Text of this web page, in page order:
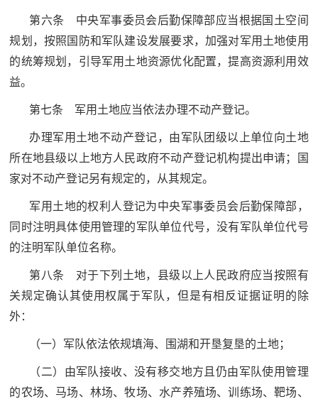
防
全
民
防
兵
子
弟
兵
国
防
动
防
动
民
人
民
第六条 中央军事委员会后勤保障部应当根据国土空间
规划，按照国防和军队建设发展要求，加强对军用土地使用
的统筹规划，引导军用土地资源优化配置，提高资源利用效
益。
第七条 军用土地应当依法办理不动产登记。
办理军用土地不动产登记，由军队团级以上单位向土地
所在地县级以上地方人民政府不动产登记机构提出申请；国
家对不动产登记另有规定的，从其规定。
军用土地的权利人登记为中央军事委员会后勤保障部，
同时注明具体使用管理的军队单位代号，没有军队单位代号
的注明军队单位名称。
第八条 对于下列土地，县级以上人民政府应当按照有
关规定确认其使用权属于军队，但是有相反证据证明的除
外：
（一）军队依法依规填海、围湖和开垦复垦的土地；
（二）由军队接收、没有移交地方且仍由军队使用管理
的农场、马场、林场、牧场、水产养殖场、训练场、靶场、